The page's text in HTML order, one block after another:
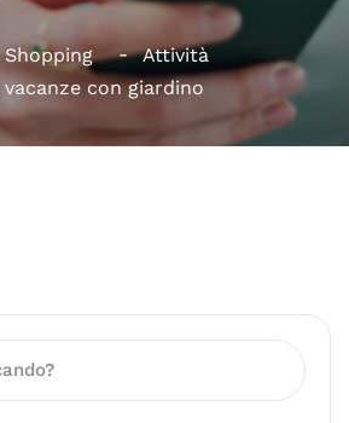
Attività
vacanze con giardino